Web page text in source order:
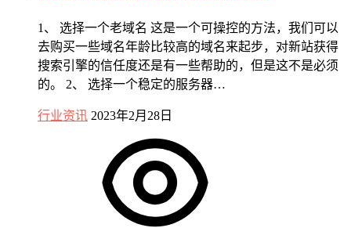
1、 选择一个老域名 这是一个可操控的方法，我们可以
去购买一些域名年龄比较高的域名来起步，对新站获得
搜索引擎的信任度还是有一些帮助的，但是这不是必须
的。 2、 选择一个稳定的服务器…
行业资讯 2023年2月28日